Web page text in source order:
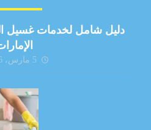
دليل شامل لخدمات غسيل
5 مارس، 2026